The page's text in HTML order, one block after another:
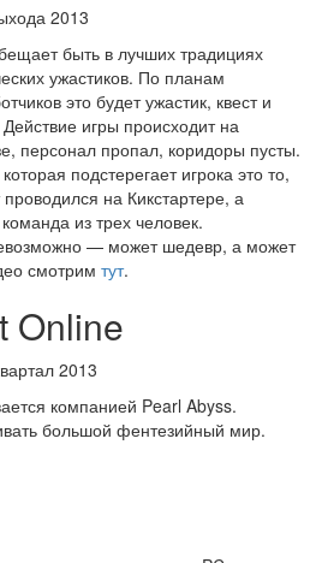
2013
быть в лучших традициях
ужастиков. По планам
это будет ужастик, квест и
игры происходит на
персонал пропал, коридоры пусты.
подстерегает игрока это то,
на Кикстартере, а
из трех человек.
— может шедевр, а может
смотрим тут.
Online
2013
компанией Pearl Abyss.
большой фентезийный мир.